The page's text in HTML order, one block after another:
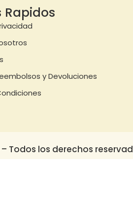
Rapidos
y Devoluciones
Todos los derechos